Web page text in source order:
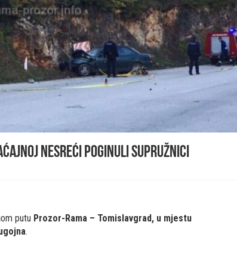
nesreći poginuli supružnici
putu Prozor-Rama – Tomislavgrad, u mjestu
.